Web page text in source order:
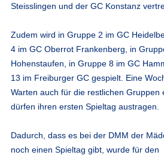
Steisslingen und der GC Konstanz
Zudem wird in Gruppe 2 im GC
4 im GC Oberrot Frankenberg, in
Hohenstaufen, in Gruppe 8 im GC
13 im Freiburger GC gespielt. Eine
Warten auch für die restlichen Gruppen
dürfen ihren ersten Spieltag austragen.
Dadurch, dass es bei der DMM der
noch einen Spieltag gibt, wurde für den